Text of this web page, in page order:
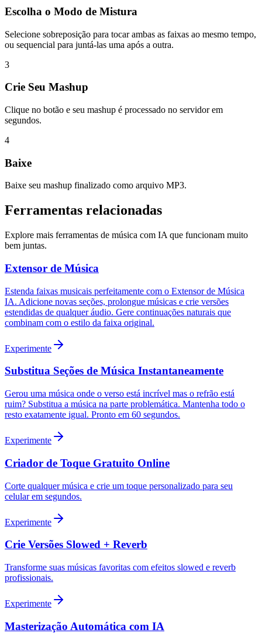
Escolha o Modo de Mistura
Selecione sobreposição para tocar ambas as faixas ao mesmo tempo,
ou sequencial para juntá-las uma após a outra.
3
Crie Seu Mashup
Clique no botão e seu mashup é processado no servidor em
segundos.
4
Baixe
Baixe seu mashup finalizado como arquivo MP3.
Ferramentas relacionadas
Explore mais ferramentas de música com IA que funcionam muito
bem juntas.
Extensor de Música
Estenda faixas musicais perfeitamente com o Extensor de Música
IA. Adicione novas seções, prolongue músicas e crie versões
estendidas de qualquer áudio. Gere continuações naturais que
combinam com o estilo da faixa original.
Experimente
Substitua Seções de Música Instantaneamente
Gerou uma música onde o verso está incrível mas o refrão está
ruim? Substitua a música na parte problemática. Mantenha todo o
resto exatamente igual. Pronto em 60 segundos.
Experimente
Criador de Toque Gratuito Online
Corte qualquer música e crie um toque personalizado para seu
celular em segundos.
Experimente
Crie Versões Slowed + Reverb
Transforme suas músicas favoritas com efeitos slowed e reverb
profissionais.
Experimente
Masterização Automática com IA